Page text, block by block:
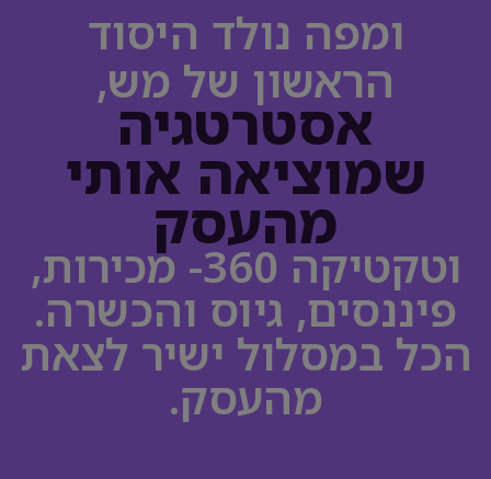
ומפה נולד היסוד
הראשון של מש,
אסטרטגיה
שמוציאה אותי
מהעסק
וטקטיקה 360- מכירות,
פיננסים, גיוס והכשרה.
הכל במסלול ישיר לצאת
מהעסק.